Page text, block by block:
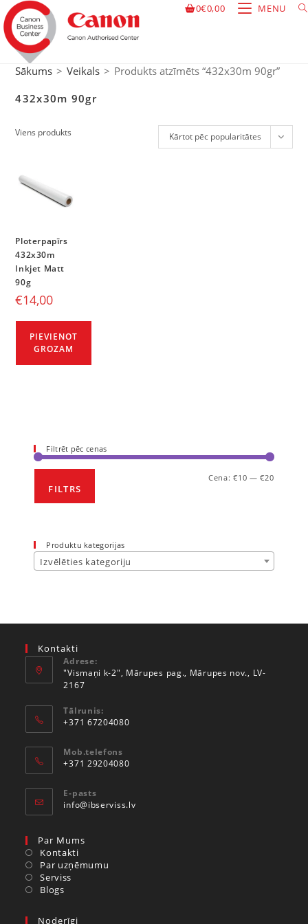
0€0,00 MENU
Sākums > Veikals > Produkts atzīmēts “432x30m 90gr”
432x30m 90gr
Viens produkts Kārtot pēc popularitātes
Ploterpapīrs
432x30m
Inkjet Matt
90g
€14,00
PIEVIENOT
GROZAM
Filtrēt pēc cenas
FILTRS
Cena:€10 —€20
Produktu kategorijas
Izvēlēties kategoriju
Kontakti
Adrese:
"Vismaņi k-2", Mārupes pag., Mārupes nov., LV-
2167
Tālrunis:
+371 67204080
Mob.telefons
+371 29204080
E-pasts
info@ibserviss.lv
Par Mums
Kontakti
Par uzņēmumu
Serviss
Blogs
Noderīgi